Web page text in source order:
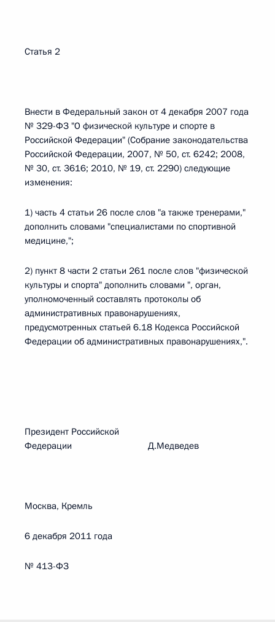
Статья 2
Внести в Федеральный закон от 4 декабря 2007 года
№ 329-ФЗ "О физической культуре и спорте в
Российской Федерации" (Собрание законодательства
Российской Федерации, 2007, № 50, ст. 6242; 2008,
№ 30, ст. 3616; 2010, № 19, ст. 2290) следующие
изменения:
1) часть 4 статьи 26 после слов "а также тренерами,"
дополнить словами "специалистами по спортивной
медицине,";
2) пункт 8 части 2 статьи 261 после слов "физической
культуры и спорта" дополнить словами ", орган,
уполномоченный составлять протоколы об
административных правонарушениях,
предусмотренных статьей 6.18 Кодекса Российской
Федерации об административных правонарушениях,".
Президент Российской
Федерации Д.Медведев
Москва, Кремль
6 декабря 2011 года
№ 413-ФЗ